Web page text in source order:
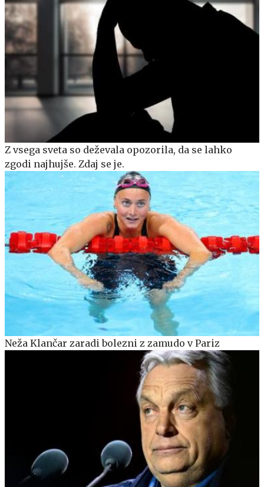
Z vsega sveta so deževala opozorila, da se lahko
zgodi najhujše. Zdaj se je.
Neža Klančar zaradi bolezni z zamudo v Pariz